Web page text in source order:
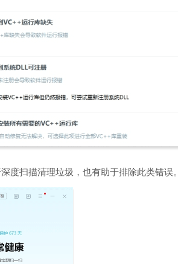
度扫描清理垃圾，也有助于排除此类错误。